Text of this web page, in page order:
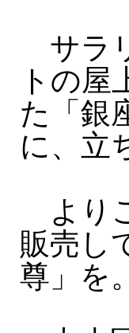
サラ
トの屋
た「銀
に、立
より
販売し
尊」を。